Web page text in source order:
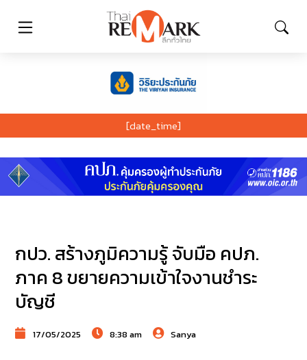
[date_time]
กปว. สร้างภูมิความรู้ จับมือ คปภ.
ภาค 8 ขยายความเข้าใจงานชำระ
บัญชี
17/05/2025 8:38 am Sanya